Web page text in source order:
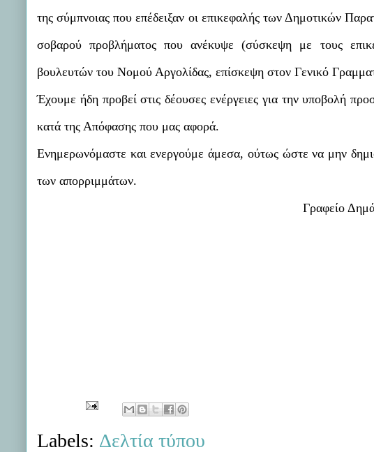
της σύμπνοιας που επέδειξαν οι επικεφαλής των Δημοτικών
σοβαρού προβλήματος που ανέκυψε (σύσκεψη με τους
βουλευτών του Νομού Αργολίδας, επίσκεψη στον Γενικό
Έχουμε ήδη προβεί στις δέουσες ενέργειες για την υποβολή
κατά της Απόφασης που μας αφορά.
Ενημερωνόμαστε και ενεργούμε άμεσα, ούτως ώστε να μην
των απορριμμάτων.
Γραφείο
Labels: Δελτία τύπου